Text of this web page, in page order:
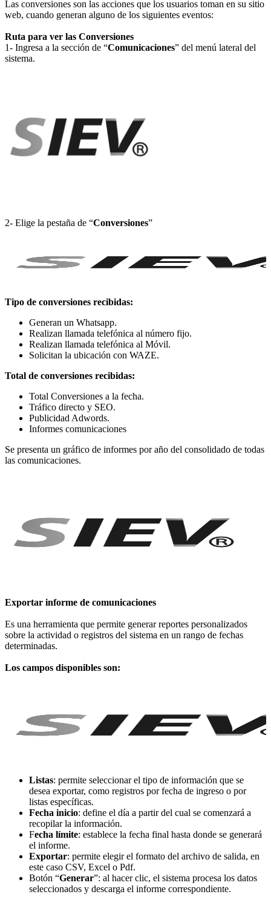
Las conversiones son las acciones que los usuarios toman en su sitio
web, cuando generan alguno de los siguientes eventos:
Ruta para ver las Conversiones
1- Ingresa a la sección de “Comunicaciones” del menú lateral del
sistema.
2- Elige la pestaña de “Conversiones”
Tipo de conversiones recibidas:
Generan un Whatsapp.
Realizan llamada telefónica al número fijo.
Realizan llamada telefónica al Móvil.
Solicitan la ubicación con WAZE.
Total de conversiones recibidas:
Total Conversiones a la fecha.
Tráfico directo y SEO.
Publicidad Adwords.
Informes comunicaciones
Se presenta un gráfico de informes por año del consolidado de todas
las comunicaciones.
Exportar informe de comunicaciones
Es una herramienta que permite generar reportes personalizados
sobre la actividad o registros del sistema en un rango de fechas
determinadas.
Los campos disponibles son:
Listas: permite seleccionar el tipo de información que se
desea exportar, como registros por fecha de ingreso o por
listas específicas.
Fecha inicio: define el día a partir del cual se comenzará a
recopilar la información.
Fecha límite: establece la fecha final hasta donde se generará
el informe.
Exportar: permite elegir el formato del archivo de salida, en
este caso CSV, Excel o Pdf.
Botón “Generar”: al hacer clic, el sistema procesa los datos
seleccionados y descarga el informe correspondiente.